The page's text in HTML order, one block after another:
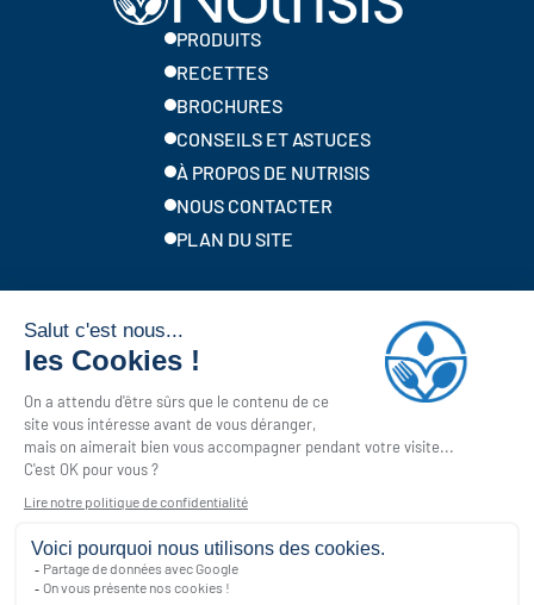
PRODUITS
RECETTES
BROCHURES
CONSEILS ET ASTUCES
À PROPOS DE NUTRISIS
NOUS CONTACTER
PLAN DU SITE
Marques locales de Solina